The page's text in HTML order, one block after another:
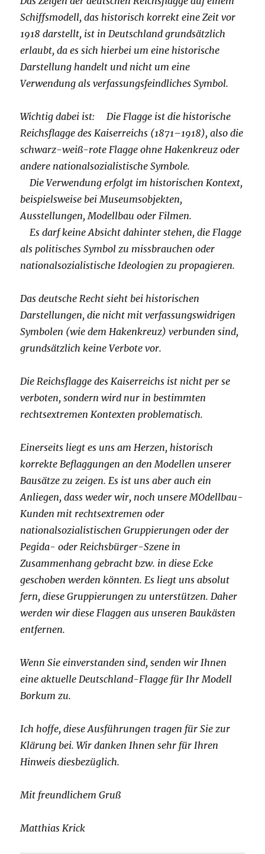
Schiffsmodell, das historisch korrekt eine Zeit vor
1918 darstellt, ist in Deutschland grundsätzlich
erlaubt, da es sich hierbei um eine historische
Darstellung handelt und nicht um eine
Verwendung als verfassungsfeindliches Symbol.
Wichtig dabei ist: Die Flagge ist die historische
Reichsflagge des Kaiserreichs (1871–1918), also die
schwarz-weiß-rote Flagge ohne Hakenkreuz oder
andere nationalsozialistische Symbole.
Die Verwendung erfolgt im historischen Kontext,
beispielsweise bei Museumsobjekten,
Ausstellungen, Modellbau oder Filmen.
Es darf keine Absicht dahinter stehen, die Flagge
als politisches Symbol zu missbrauchen oder
nationalsozialistische Ideologien zu propagieren.
Das deutsche Recht sieht bei historischen
Darstellungen, die nicht mit verfassungswidrigen
Symbolen (wie dem Hakenkreuz) verbunden sind,
grundsätzlich keine Verbote vor.
Die Reichsflagge des Kaiserreichs ist nicht per se
verboten, sondern wird nur in bestimmten
rechtsextremen Kontexten problematisch.
Einerseits liegt es uns am Herzen, historisch
korrekte Beflaggungen an den Modellen unserer
Bausätze zu zeigen. Es ist uns aber auch ein
Anliegen, dass weder wir, noch unsere MOdellbau-
Kunden mit rechtsextremen oder
nationalsozialistischen Gruppierungen oder der
Pegida- oder Reichsbürger-Szene in
Zusammenhang gebracht bzw. in diese Ecke
geschoben werden könnten. Es liegt uns absolut
fern, diese Gruppierungen zu unterstützen. Daher
werden wir diese Flaggen aus unseren Baukästen
entfernen.
Wenn Sie einverstanden sind, senden wir Ihnen
eine aktuelle Deutschland-Flagge für Ihr Modell
Borkum zu.
Ich hoffe, diese Ausführungen tragen für Sie zur
Klärung bei. Wir danken Ihnen sehr für Ihren
Hinweis diesbezüglich.
Mit freundlichem Gruß
Matthias Krick